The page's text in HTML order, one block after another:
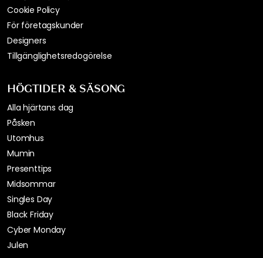
Cookie Policy
För företagskunder
Designers
Tillgänglighetsredogörelse
HÖGTIDER & SÄSONG
Alla hjärtans dag
Påsken
Utomhus
Mumin
Presenttips
Midsommar
Singles Day
Black Friday
Cyber Monday
Julen